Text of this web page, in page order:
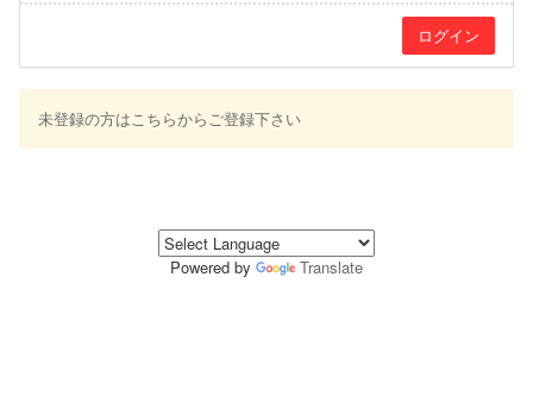
未登録の方はこちらからご登録下さい
Powered by Translate